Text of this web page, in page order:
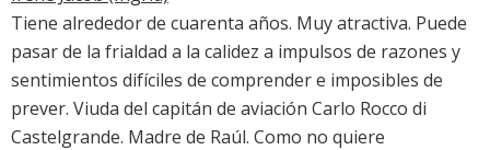
Tiene alrededor de cuarenta años. Muy atractiva. Puede
pasar de la frialdad a la calidez a impulsos de razones y
sentimientos difíciles de comprender e imposibles de
prever. Viuda del capitán de aviación Carlo Rocco di
Castelgrande. Madre de Raúl. Como no quiere